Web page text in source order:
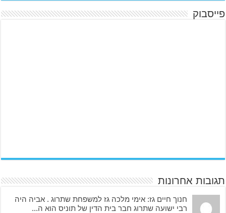
פייסבוק
תגובות אחרונות
חנוך חיים גז: אימי מלכה גז למשפחת שתרוג . אביה היה
רבי ישועה שתרוג חבר בית הדין של תוניס הוא ה...